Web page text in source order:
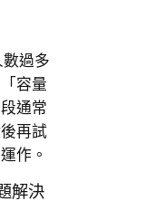
過多
容量
通常
再試
作。
解決